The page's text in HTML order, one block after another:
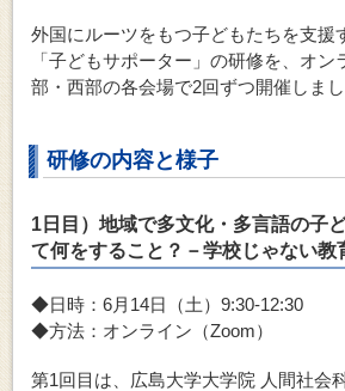
外国にルーツをもつ子どもたちを支援
「子どもサポーター」の研修を、オン
部・西部の各会場で2回ずつ開催しまし
研修の内容と様子
1日目）地域で多文化・多言語の子
て何をすること？－学校じゃない教
◆日時：6月14日（土）9:30-12:30
◆方法：オンライン（Zoom）
第1回目は、広島大学大学院 人間社会